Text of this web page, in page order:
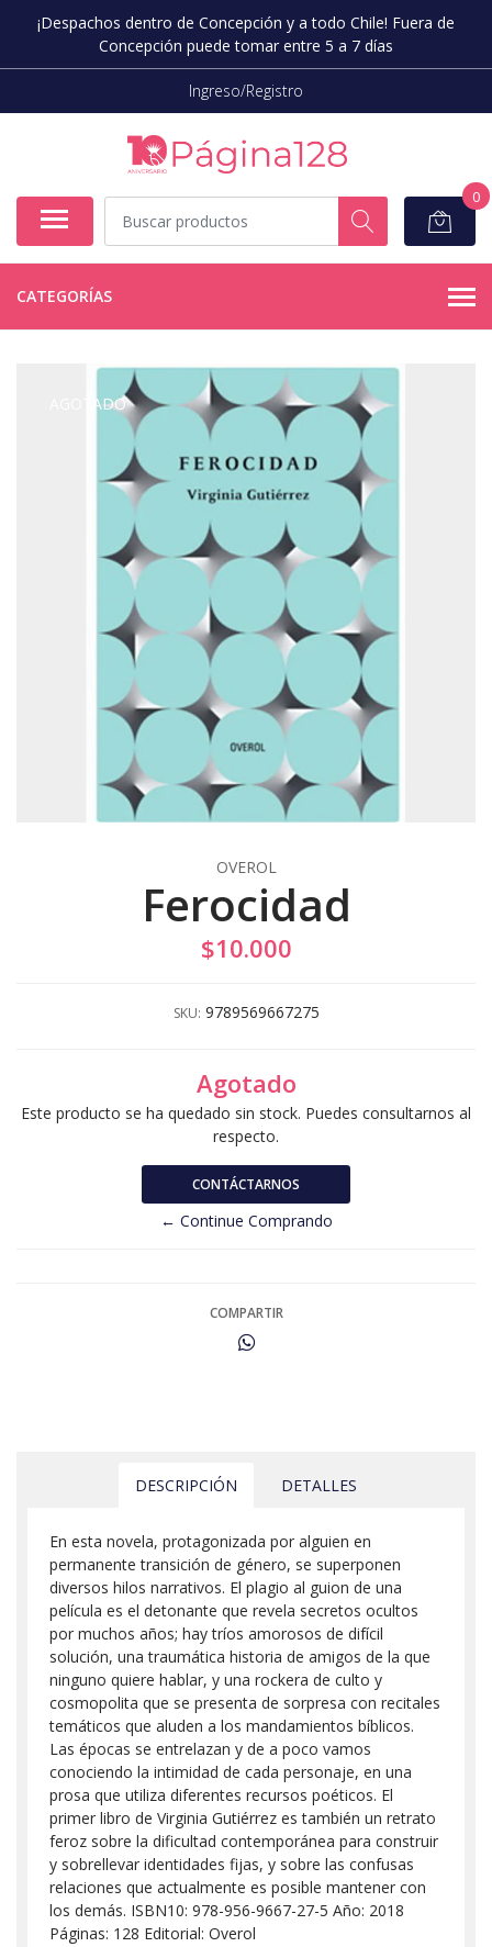
¡Despachos dentro de Concepción y a todo Chile! Fuera de
Concepción puede tomar entre 5 a 7 días
Ingreso/Registro
0
CATEGORÍAS
AGOTADO
OVEROL
Ferocidad
$10.000
SKU: 9789569667275
Agotado
Este producto se ha quedado sin stock. Puedes consultarnos al
respecto.
CONTÁCTARNOS
← Continue Comprando
COMPARTIR
DESCRIPCIÓN DETALLES
En esta novela, protagonizada por alguien en
permanente transición de género, se superponen
diversos hilos narrativos. El plagio al guion de una
película es el detonante que revela secretos ocultos
por muchos años; hay tríos amorosos de difícil
solución, una traumática historia de amigos de la que
ninguno quiere hablar, y una rockera de culto y
cosmopolita que se presenta de sorpresa con recitales
temáticos que aluden a los mandamientos bíblicos.
Las épocas se entrelazan y de a poco vamos
conociendo la intimidad de cada personaje, en una
prosa que utiliza diferentes recursos poéticos. El
primer libro de Virginia Gutiérrez es también un retrato
feroz sobre la dificultad contemporánea para construir
y sobrellevar identidades fijas, y sobre las confusas
relaciones que actualmente es posible mantener con
los demás. ISBN10: 978-956-9667-27-5 Año: 2018
Páginas: 128 Editorial: Overol